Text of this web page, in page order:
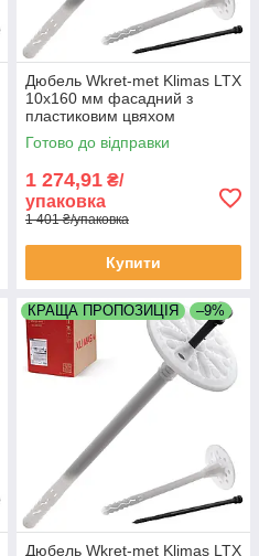
Дюбель Wkret-met Klimas LTX
10х160 мм фасадний з
пластиковим цвяхом
упаковка 200 штук
Готово до відправки
1 274,91 ₴/
упаковка
1 401 ₴/упаковка
Купити
КРАЩА ПРОПОЗИЦІЯ –9%
Дюбель Wkret-met Klimas LTX